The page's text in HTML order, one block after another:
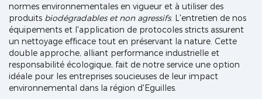
normes environnementales en vigueur et à utiliser des
produits biodégradables et non agressifs. L'entretien de nos
équipements et l'application de protocoles stricts assurent
un nettoyage efficace tout en préservant la nature. Cette
double approche, alliant performance industrielle et
responsabilité écologique, fait de notre service une option
idéale pour les entreprises soucieuses de leur impact
environnemental dans la région d'Eguilles.